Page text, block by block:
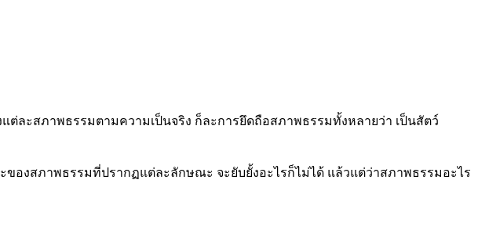
ละสภาพธรรมตามความเป็นจริง ก็ละการยึดถือสภาพธรรมทั้งหลายว่า เป็นสัตว์
องสภาพธรรมที่ปรากฏแต่ละลักษณะ จะยับยั้งอะไรก็ไม่ได้ แล้วแต่ว่าสภาพธรรมอะไร